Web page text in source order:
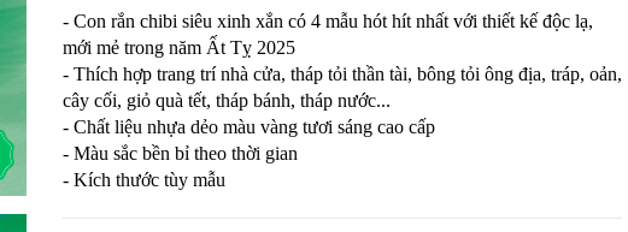
- Con rắn chibi siêu xinh xắn có 4 mẫu hót hít nhất với thiết kế độc lạ,
mới mẻ trong năm Ất Tỵ 2025
- Thích hợp trang trí nhà cửa, tháp tỏi thần tài, bông tỏi ông địa, tráp, oản,
cây cối, giỏ quà tết, tháp bánh, tháp nước...
- Chất liệu nhựa dẻo màu vàng tươi sáng cao cấp
- Màu sắc bền bỉ theo thời gian
- Kích thước tùy mẫu